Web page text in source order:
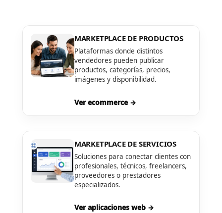
MARKETPLACE DE PRODUCTOS
Plataformas donde distintos
vendedores pueden publicar
productos, categorías, precios,
imágenes y disponibilidad.
Ver ecommerce →
MARKETPLACE DE SERVICIOS
Soluciones para conectar clientes con
profesionales, técnicos, freelancers,
proveedores o prestadores
especializados.
Ver aplicaciones web →